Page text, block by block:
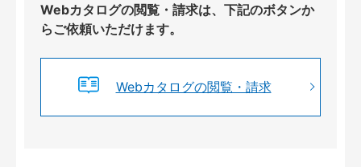
Webカタログの閲覧・請求は、下記のボタンか
らご依頼いただけます。
Webカタログの閲覧・請求